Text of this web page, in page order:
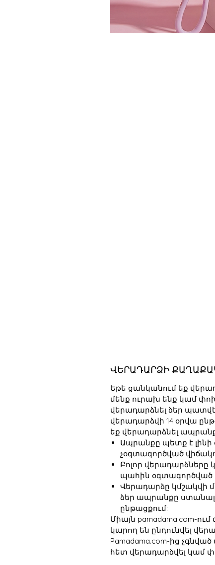
ՎԵՐԱԴԱՐՁԻ
Եթե ցանկանում եք
մենք ուրախ ենք կամ
վերադարձնել ձեր
վերադարձվի 14 օրվա
եք վերադարձնել
Ապրանքը պետք է լինի
չօգտագործված
Բոլոր վերադարձները
պահին օգտագործված
Վերադարձը կմշակվի
ձեր ապրանքը
ընթացքում:
Միայն pamadama.com-
կարող են ընդունվել
Pamadama.com-ից
հետ վերադարձվել կամ